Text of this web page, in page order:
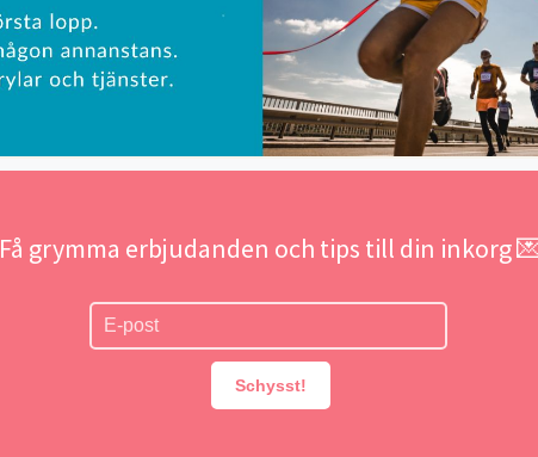
Få grymma erbjudanden och tips till din inkorg
Schysst!